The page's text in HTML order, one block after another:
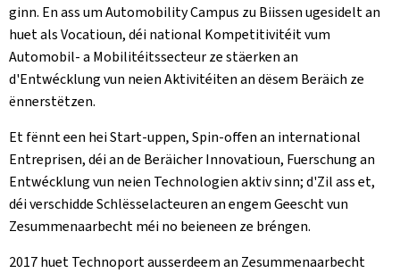
ginn. En ass um Automobility Campus zu Biissen ugesidelt an
huet als Vocatioun, déi national Kompetitivitéit vum
Automobil- a Mobilitéitssecteur ze stäerken an
d'Entwécklung vun neien Aktivitéiten an dësem Beräich ze
ënnerstëtzen.
Et fënnt een hei Start-uppen, Spin-offen an international
Entreprisen, déi an de Beräicher Innovatioun, Fuerschung an
Entwécklung vun neien Technologien aktiv sinn; d'Zil ass et,
déi verschidde Schlësselacteuren an engem Geescht vun
Zesummenaarbecht méi no beieneen ze bréngen.
2017 huet Technoport ausserdeem an Zesummenaarbecht